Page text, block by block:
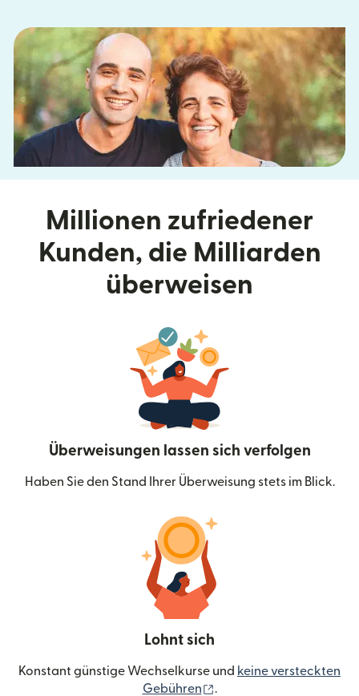
Millionen zufriedener
Kunden, die Milliarden
überweisen
Überweisungen lassen sich verfolgen
Haben Sie den Stand Ihrer Überweisung stets im Blick.
Lohnt sich
Konstant günstige Wechselkurse und keine versteckten
Gebühren
.